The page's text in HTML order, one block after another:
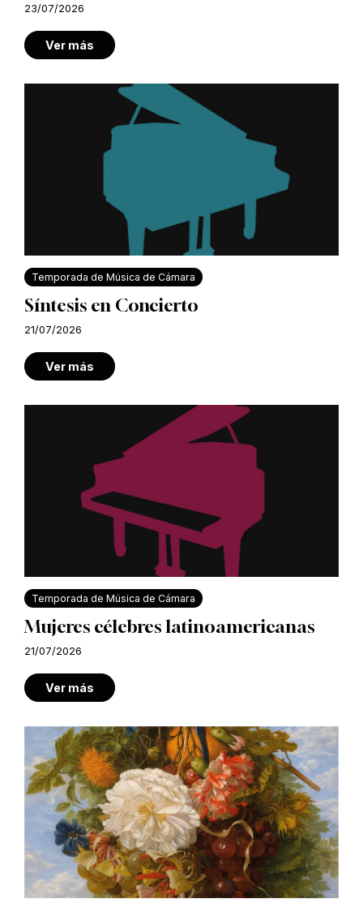
23/07/2026
Ver más
Temporada de Música de Cámara
Síntesis en Concierto
21/07/2026
Ver más
Temporada de Música de Cámara
Mujeres célebres latinoamericanas
21/07/2026
Ver más